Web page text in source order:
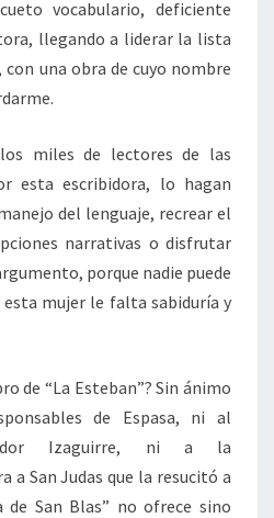
vocabulario, deficiente
llegando a liderar la lista
una obra de cuyo nombre
miles de lectores de las
esta escribidora, lo hagan
del lenguaje, recrear el
narrativas o disfrutar
porque nadie puede
mujer le falta sabiduría y
de “La Esteban”? Sin ánimo
de Espasa, ni al
Izaguirre, ni a la
a San Judas que la resucitó a
San Blas” no ofrece sino